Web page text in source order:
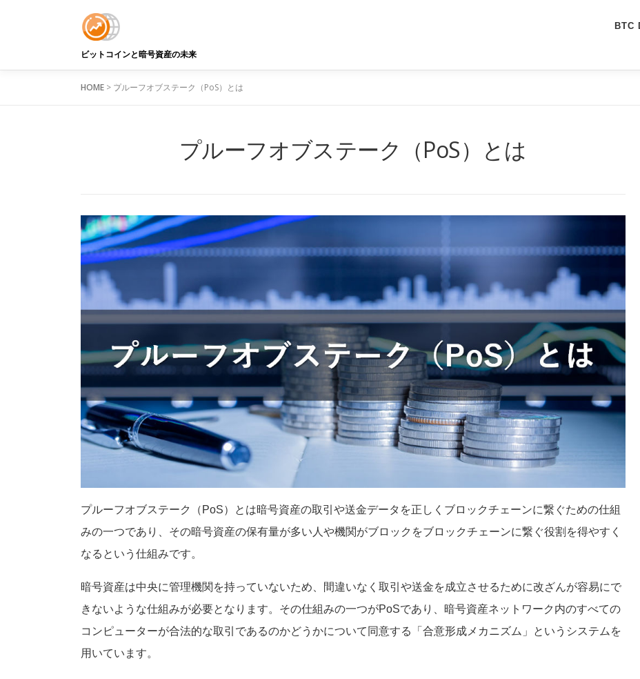
ツ
ビットコインと暗号資産の未来
BTC
HOME > プルーフオブステーク（PoS）とは
プルーフオブステーク（PoS）とは
プルーフオブステーク（PoS）とは暗号資産の取引や送金データを正しくブロックチェーンに繋ぐための仕組
みの一つであり、その暗号資産の保有量が多い人や機関がブロックをブロックチェーンに繋ぐ役割を得やすく
なるという仕組みです。
暗号資産は中央に管理機関を持っていないため、間違いなく取引や送金を成立させるために改ざんが容易にで
きないような仕組みが必要となります。その仕組みの一つがPoSであり、暗号資産ネットワーク内のすべての
コンピューターが合法的な取引であるのかどうかについて同意する「合意形成メカニズム」というシステムを
用いています。